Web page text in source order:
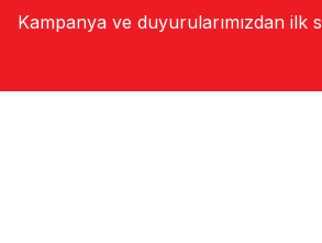
Kampanya ve duyurularımızdan ilk